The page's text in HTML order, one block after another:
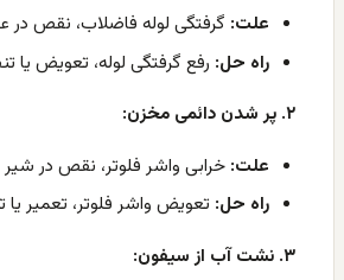
علت: گرفتگی لوله فاضلاب، نقص در
راه حل: رفع گرفتگی لوله، تعویض یا
۲. پر شدن دائمی مخزن:
علت: خرابی واشر فلوتر، نقص در
راه حل: تعویض واشر فلوتر، تعمیر
۳. نشت آب از سیفون: